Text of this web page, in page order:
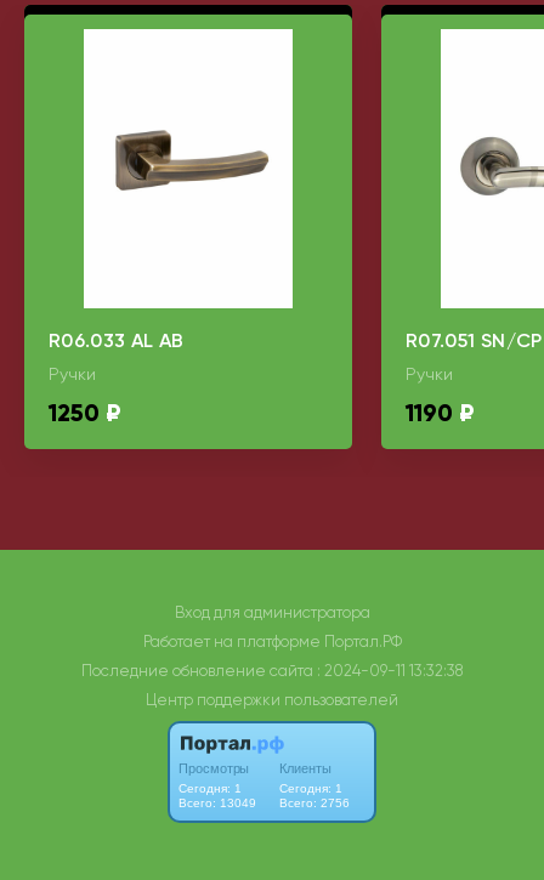
R06.033 AL AB
Ручки
1250 ₽
R07.051 SN/CP
Ручки
1190 ₽
Вход для администратора
Работает на платформе Портал.РФ
Последние обновление сайта : 2024-09-11 13:32:38
Центр поддержки пользователей